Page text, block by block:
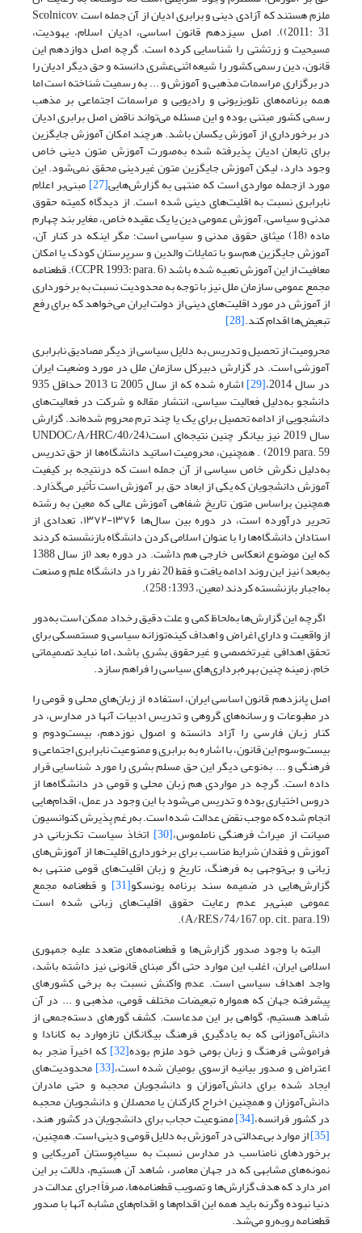
ملزم هستند که آزادی دینی و برابری ادیان از آن جمله است Scolnicov,
2011: 31)). اصل سیزدهم قانون اساسی، ادیان اسلام، یهودیت،
مسیحیت و زرتشتی را شناسایی کرده است. گرچه اصل دوازدهم این
قانون، دین رسمی کشور را شیعه‌ اثنی‌عشری دانسته و حق دیگر ادیان را
در برگزاری مراسمات مذهبی و آموزش و ... به رسمیت شناخته است اما
همه برنامه‌های تلویزیونی و رادیویی و مراسمات اجتماعی بر مذهب
رسمی کشور مبتنی بوده و این مسئله می‌تواند ناقض اصل برابری ادیان
در برخورداری از آموزش یکسان باشد. هرچند امکان آموزش جایگزین
برای تابعان ادیان پذیرفته شده به‌صورت آموزش متون دینی خاص
وجود دارد، لیکن آموزش جایگزین متون غیردینی محقق نمی‌شود. این
مورد ازجمله مواردی است که منتهی به گزارش‌هایی[27] مبنی‌بر اعلام
نابرابری نسبت به اقلیت‌های دینی شده است. از دیدگاه کمیته حقوق
مدنی و سیاسی، آموزش عمومی دین یا یک عقیده‌ خاص، مغایر بند چهارم
ماده‌ (18) میثاق حقوق مدنی و سیاسی است؛ مگر اینکه در کنار آن،
آموزش جایگزین هم‌سو با تمایلات والدین و سرپرستان کودک یا امکان
معافیت از این آموزش تعبیه شده باشد (CCPR, 1993: para. 6). قطعنامه‌
مجمع عمومی سازمان ملل نیز با توجه به محدودیت نسبت به برخورداری
از آموزش در مورد اقلیت‌های دینی از دولت ایران می‌خواهد که برای رفع
تبعیض‌ها اقدام کند.[28]
محرومیت از تحصیل و تدریس به‌ دلایل سیاسی از دیگر مصادیق نابرابری
آموزشی است. در گزارش دبیرکل سازمان ملل در مورد وضعیت ایران
در سال 2014، [29] اشاره شده که از سال 2005 تا 2013 حداقل 935
دانشجو به‌دلیل فعالیت سیاسی، انتشار مقاله و شرکت در فعالیت‌های
دانشجویی از ادامه‌ تحصیل برای یک یا چند ترم محروم شده‌اند. گزارش
سال 2019 نیز بیانگر چنین نتیجه‌ای است(UNDOC/A/HRC/40/24,
2019, para. 59) . همچنین، محرومیت اساتید دانشگاه‌ها از حق تدریس
به‌دلیل نگرش خاص سیاسی از آن جمله است که درنتیجه بر کیفیت
آموزش دانشجویان که یکی از ابعاد حق بر آموزش است تأثیر می‌گذارد.
همچنین براساس متون تاریخ شفاهی آموزش عالی که معین به رشته
تحریر درآورده است، در دوره بین سال‌ها ۱۳۷۶-۱۳۷۲، تعدادی از
استادان دانشگاه‌ها را با عنوان اسلامی کردن دانشگاه بازنشسته کردند
که این موضوع انعکاس خارجی هم داشت. در دوره بعد (از سال 1388
به‌بعد) نیز این روند ادامه یافت و فقط 20 نفر را در دانشگاه علم و صنعت
به‌اجبار بازنشسته کردند (معین، 1393: 258).
اگرچه این گزارش‌ها به‌لحاظ کمی و علت دقیق رخداد ممکن است به‌دور
از واقعیت و دارای اغراض و اهداف کینه‌توزانه سیاسی و مستمسکی برای
تحقق اهدافی غیرتخصصی و غیرحقوق بشری باشد، اما نباید تصمیماتی
خام، زمینه چنین بهره‌برداری‌های سیاسی را فراهم سازد.
اصل پانزدهم قانون اساسی ایران، استفاده از زبان‌های محلی و قومی را
در مطبوعات و رسانه‌های گروهی و تدریس ادبیات آنها در مدارس، در
کنار زبان فارسی را آزاد دانسته و اصول نوزدهم، بیست‌و‌دوم و
بیست‌و‌سوم این قانون، با اشاره به برابری و ممنوعیت نابرابری اجتماعی و
فرهنگی و ... به‌نوعی دیگر این حق مسلم بشری را مورد شناسایی قرار
داده است. گرچه در مواردی هم زبان محلی و قومی در دانشگاه‌ها از
دروس اختیاری بوده و تدریس می‌شود با این وجود در عمل، اقدام‌هایی
انجام شده که موجب نقض عدالت شده است. به‌رغم پذیرش کنوانسیون
صیانت از میراث فرهنگی ناملموس،[30] اتخاذ سیاست تک‌زبانی در
آموزش و فقدان شرایط مناسب برای برخورداری اقلیت‌ها از آموزش‌های
زبانی و بی‌توجهی به فرهنگ، تاریخ و زبان اقلیت‌های قومی منتهی به
گزارش‌هایی در ضمیمه‌ سند برنامه‌ یونسکو[31] و قطعنامه‌ مجمع
عمومی مبنی‌بر عدم رعایت حقوق اقلیت‌های زبانی شده است
(A/RES/74/167, op. cit., para.19).
البته با وجود صدور گزارش‌ها و قطعنامه‌های متعدد علیه جمهوری
اسلامی ایران، اغلب این موارد حتی اگر مبنای قانونی نیز داشته باشد،
واجد اهداف سیاسی است. عدم واکنش نسبت به برخی کشورهای
پیشرفته‌ جهان که همواره تبعیضات مختلف قومی، مذهبی و ... در آن
شاهد هستیم، گواهی بر این مدعاست. کشف گورهای دسته‌جمعی از
دانش‌آموزانی که به یادگیری فرهنگ بیگانگان تازه‌وارد به کانادا و
فراموشی فرهنگ و زبان بومی خود ملزم بوده[32] که اخیراً منجر به
اعتراض و صدور بیانیه ازسوی بومیان شده است،[33] محدودیت‌های
ایجاد شده برای دانش‌آموزان و دانشجویان محجبه و حتی مادران
دانش‌آموزان و همچنین اخراج کارکنان یا محصلان و دانشجویان محجبه
در کشور فرانسه،[34] ممنوعیت حجاب برای دانشجویان در کشور هند،
[35] از موارد بی‌عدالتی در آموزش به‌ دلایل قومی و دینی است. همچنین،
برخوردهای نامناسب در مدارس نسبت به سیاه‌پوستان آمریکایی و
نمونه‌های مشابهی که در جهان معاصر، شاهد آن هستیم، دلالت بر این
امر دارد که هدف گزارش‌ها و تصویب قطعنامه‌ها، صرفاً اجرای عدالت در
دنیا نبوده وگرنه باید همه این اقدام‌ها و اقدام‌های مشابه آنها با صدور
قطعنامه روبه‌رو می‌شد.